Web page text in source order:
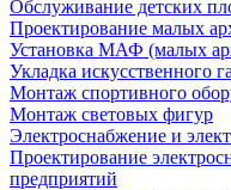
Обслуживание детских
Проектирование малых
Установка МАФ (малых
Укладка искусственного
Монтаж спортивного
Монтаж световых фигур
Электроснабжение и
Проектирование
предприятий